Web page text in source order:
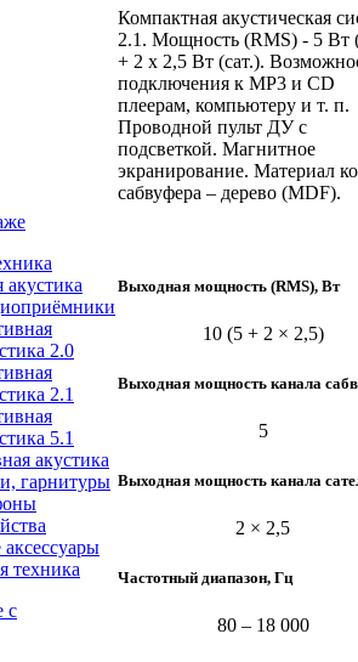
2.0
2.1
5.1
акустика
гарнитуры
техника
с
Компактная акустическая
2.1. Мощность (RMS) - 5 Вт
+ 2 х 2,5 Вт (сат.).
подключения к МР3 и CD
плеерам, компьютеру и т. п.
Проводной пульт ДУ с
подсветкой. Магнитное
экранирование. Материал
сабвуфера – дерево (MDF).
Выходная мощность (RMS), Вт
10 (5 + 2 × 2,5)
Выходная мощность канала
5
Выходная мощность канала
2 × 2,5
Частотный диапазон, Гц
80 – 18 000